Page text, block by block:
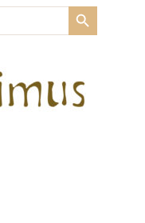
SEARCH BUTTON